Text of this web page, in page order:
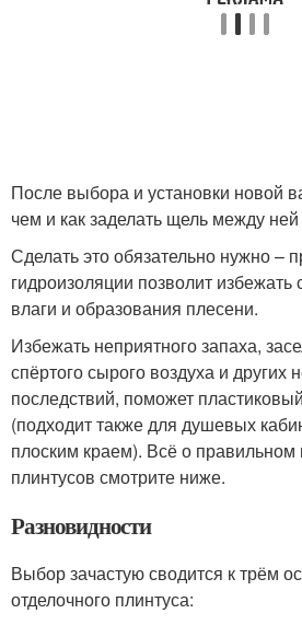
После выбора и установки новой
чем и как заделать щель между ней
Сделать это обязательно нужно –
гидроизоляции позволит
влаги и образования плесени.
Избежать неприятного запаха,
спёртого сырого воздуха и других
последствий, поможет
(подходит также для душевых
плоским краем). Всё о
плинтусов смотрите ниже.
Разновидности
Выбор зачастую сводится к трём
отделочного плинтуса: